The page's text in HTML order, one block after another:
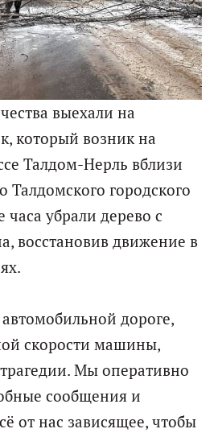
выехали на
который возник на
Талдом-Нерль вблизи
Талдомского городского
часа убрали дерево с
восстановив движение в
дороге,
скорости машины,
Мы оперативно
сообщения и
от нас зависящее, чтобы